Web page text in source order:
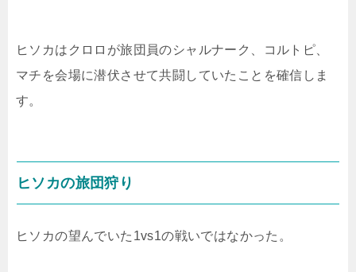
ヒソカはクロロが旅団員のシャルナーク、コルトピ、
マチを会場に潜伏させて共闘していたことを確信しま
す。
ヒソカの旅団狩り
ヒソカの望んでいた1vs1の戦いではなかった。